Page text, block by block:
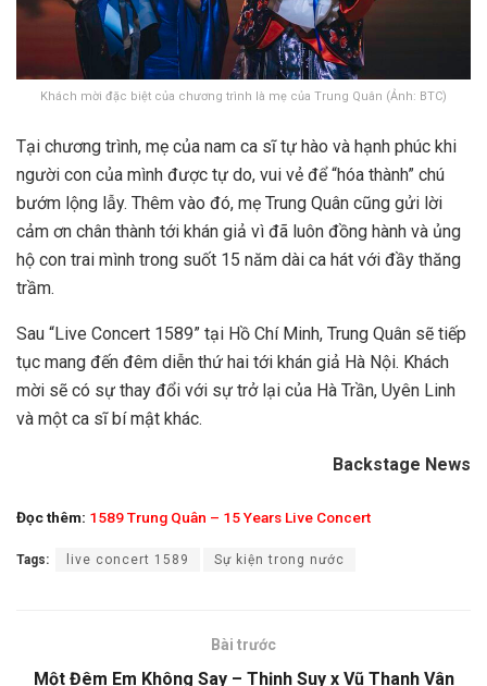
Khách mời đặc biệt của chương trình là mẹ của Trung Quân (Ảnh: BTC)
Tại chương trình, mẹ của nam ca sĩ tự hào và hạnh phúc khi
người con của mình được tự do, vui vẻ để “hóa thành” chú
bướm lộng lẫy. Thêm vào đó, mẹ Trung Quân cũng gửi lời
cảm ơn chân thành tới khán giả vì đã luôn đồng hành và ủng
hộ con trai mình trong suốt 15 năm dài ca hát với đầy thăng
trầm.
Sau “Live Concert 1589” tại Hồ Chí Minh, Trung Quân sẽ tiếp
tục mang đến đêm diễn thứ hai tới khán giả Hà Nội. Khách
mời sẽ có sự thay đổi với sự trở lại của Hà Trần, Uyên Linh
và một ca sĩ bí mật khác.
Backstage News
Đọc thêm: 1589 Trung Quân – 15 Years Live Concert
Tags: live concert 1589 Sự kiện trong nước
Bài trước
Một Đêm Em Không Say – Thịnh Suy x Vũ Thanh Vân